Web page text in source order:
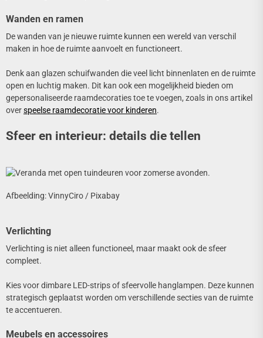
Wanden en ramen
De wanden van je nieuwe ruimte kunnen een wereld van verschil
maken in hoe de ruimte aanvoelt en functioneert.
Denk aan glazen schuifwanden die veel licht binnenlaten en de ruimte
open en luchtig maken. Dit kan ook een mogelijkheid bieden om
gepersonaliseerde raamdecoraties toe te voegen, zoals in ons artikel
overspeelse raamdecoratie voor kinderen.
Sfeer en interieur: details die tellen
Afbeelding: VinnyCiro / Pixabay
Verlichting
Verlichting is niet alleen functioneel, maar maakt ook de sfeer
compleet.
Kies voor dimbare LED-strips of sfeervolle hanglampen. Deze kunnen
strategisch geplaatst worden om verschillende secties van de ruimte
te accentueren.
Meubels en accessoires